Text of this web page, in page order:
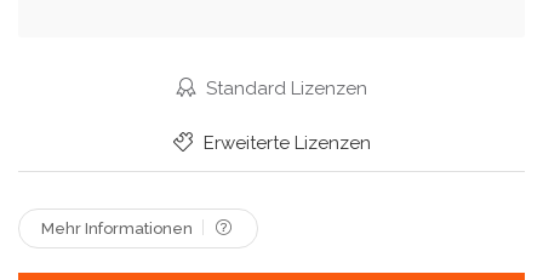
Jugendlich Fußball
Standard Lizenzen
Erweiterte Lizenzen
Mehr Informationen